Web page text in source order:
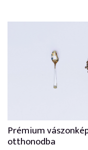
Prémium
otthonodba